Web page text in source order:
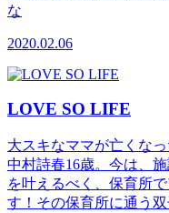
な
2020.02.06
LOVE SO LIFE
大スキなママが亡くな
中村詩春16歳。今は、
を叶えるべく、保育所
す！その保育所に通う